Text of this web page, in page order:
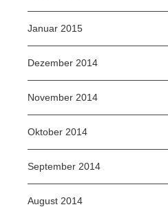
Januar 2015
Dezember 2014
November 2014
Oktober 2014
September 2014
August 2014